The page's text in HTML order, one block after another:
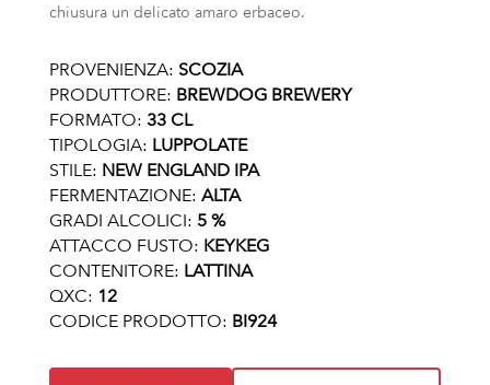
chiusura un delicato amaro erbaceo.
PROVENIENZA: SCOZIA
PRODUTTORE: BREWDOG BREWERY
FORMATO: 33 CL
TIPOLOGIA: LUPPOLATE
STILE: NEW ENGLAND IPA
FERMENTAZIONE: ALTA
GRADI ALCOLICI: 5 %
ATTACCO FUSTO: KEYKEG
CONTENITORE: LATTINA
QXC: 12
CODICE PRODOTTO: BI924